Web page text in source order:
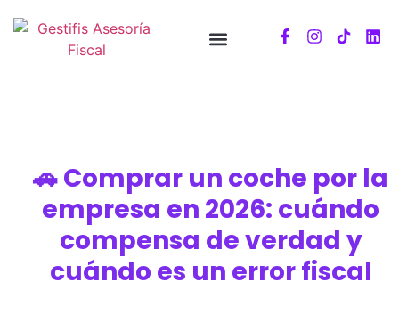
🚗 Comprar un coche por la
empresa en 2026: cuándo
compensa de verdad y
cuándo es un error fiscal